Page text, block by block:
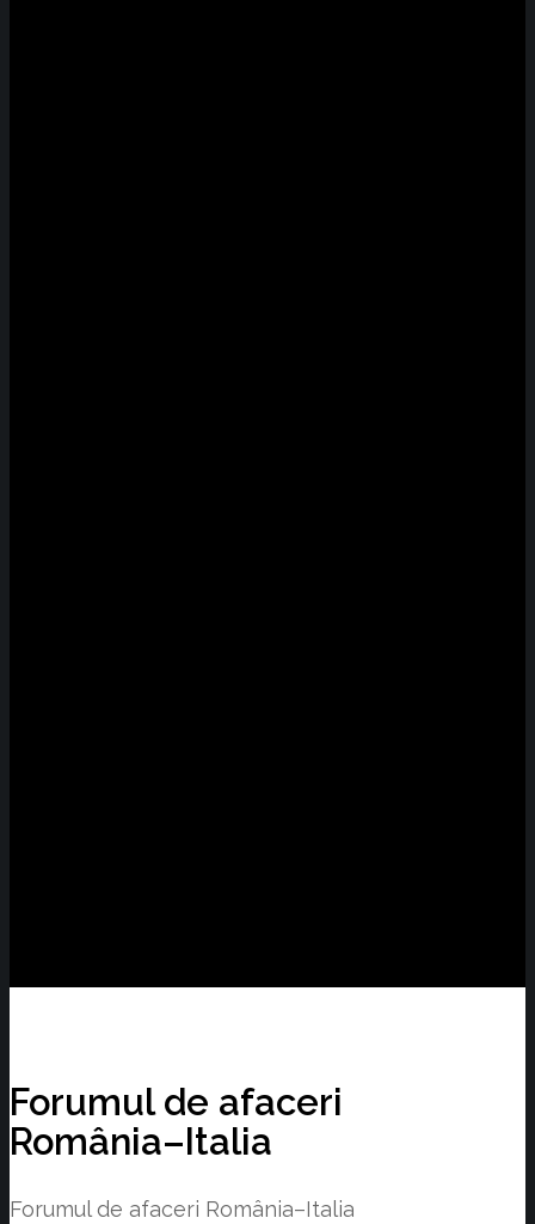
Forumul de afaceri
România–Italia
Forumul de afaceri România–Italia